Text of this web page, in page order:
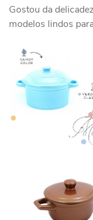
Gostou da
modelos lindos